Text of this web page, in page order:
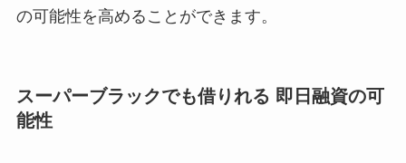
の可能性を高めることができます。
スーパーブラックでも借りれる 即日融資の可
能性